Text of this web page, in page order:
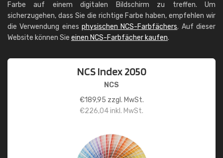
Farbe auf einem digitalen Bildschirm zu treffen. Um
sicherzugehen, dass Sie die richtige Farbe haben, empfehlen wir
die Verwendung eines physischen NCS-Farbfächers. Auf dieser
Website können Sie einen NCS-Farbfächer kaufen.
NCS Index 2050
NCS
€189,95 zzgl. MwSt.
€226,04inkl. MwSt.